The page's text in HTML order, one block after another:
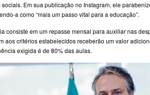
Em sua publicação no Instagram, ele
a como “mais um passo vital para a educação”.
consiste em um repasse mensal para auxiliar nas
aos critérios estabelecidos receberão um valor
exigida é de 80% das aulas.